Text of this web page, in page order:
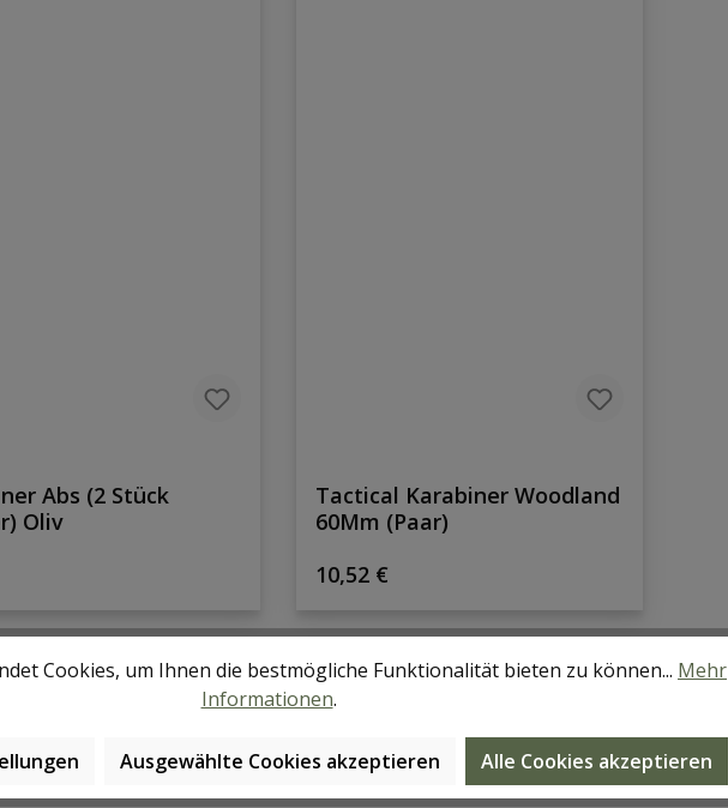
Abs (2 Stück
Oliv
Preis:
Tactical Karabiner Woodland
60Mm (Paar)
Regulärer Preis:
10,52 €
Cookies, um Ihnen die bestmögliche Funktionalität bieten zu können... Mehr
Informationen.
Ausgewählte Cookies akzeptieren Alle Cookies akzeptieren